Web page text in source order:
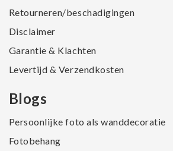
Retourneren/beschadigingen
Disclaimer
Garantie & Klachten
Levertijd & Verzendkosten
Blogs
Persoonlijke foto als wanddecoratie
Fotobehang